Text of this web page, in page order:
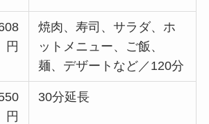
円
焼肉、寿司、サラダ、ホ
ットメニュー、ご飯、
麺、デザートなど／120分
円
30分延長